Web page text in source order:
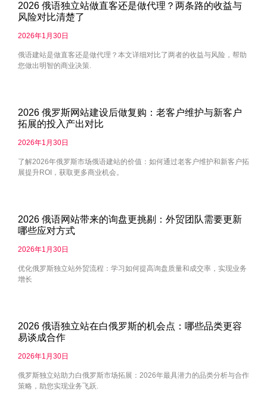
2026 俄语独立站做直客还是做代理？两条路的收益与
风险对比清楚了
2026年1月30日
俄语建站是做直客还是做代理？本文详细对比了两者的收益与风险，帮助
您做出明智的商业决策.
2026 俄罗斯网站建设后做复购：老客户维护与新客户
拓展的投入产出对比
2026年1月30日
了解2026年俄罗斯市场俄语建站的价值：如何通过老客户维护和新客户拓
展提升ROI，获取更多商业机会。
2026 俄语网站带来的询盘更挑剔：外贸团队需要更新
哪些应对方式
2026年1月30日
优化俄罗斯独立站外贸流程：学习如何提高询盘质量和成交率，实现业务
增长
2026 俄语独立站在白俄罗斯的机会点：哪些品类更容
易谈成合作
2026年1月30日
俄罗斯独立站助力白俄罗斯市场拓展：2026年最具潜力的品类分析与合作
策略，助您实现业务飞跃.